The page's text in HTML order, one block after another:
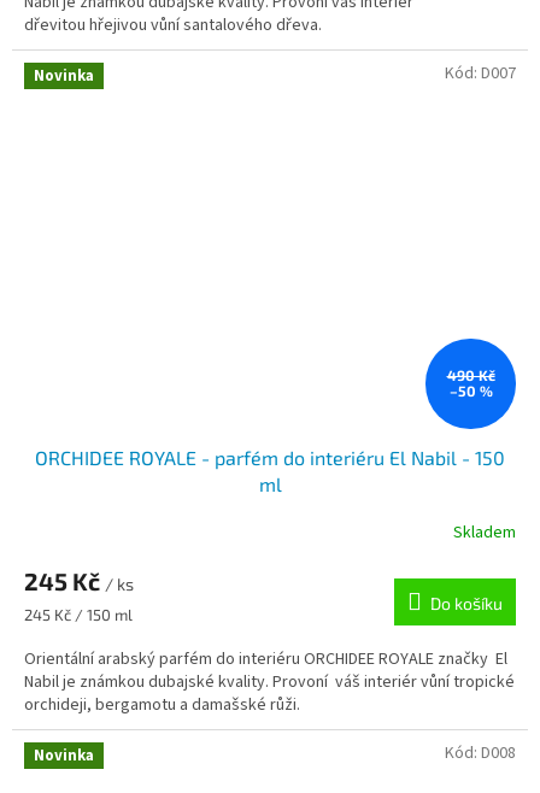
dřevitou hřejivou vůní santalového dřeva.
Novinka
490 Kč
–50 %
ORCHIDEE ROYALE - parfém do interiéru El Nabil - 150
ml
Skladem
245 Kč / ks
Měrná
245 Kč / 150 ml
Do košíku
Orientální arabský parfém do interiéru ORCHIDEE ROYALE značky El
Nabil je známkou dubajské kvality. Provoní váš interiér vůní tropické
orchideji, bergamotu a damašské růži.
Kód: D007
Novinka Kód: D008